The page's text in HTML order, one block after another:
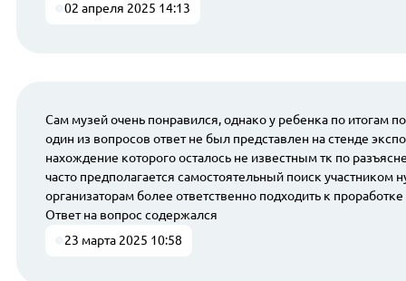
02 апреля 2025 14:13
Сам музей очень понравился, однако у ребенка по итогам
один из вопросов ответ не был представлен на стенде
нахождение которого осталось не известным тк по
часто предполагается самостоятельный поиск участником
организаторам более ответственно подходить к
Ответ на вопрос содержался
23 марта 2025 10:58